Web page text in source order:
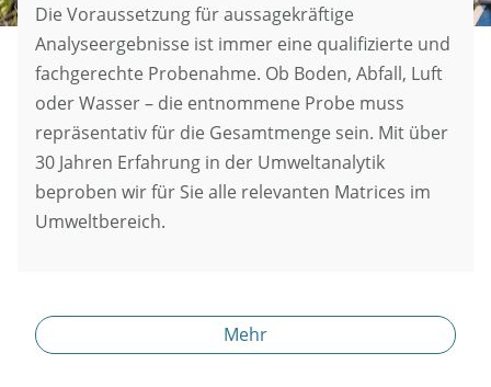
Die Voraussetzung für aussagekräftige
Analyseergebnisse ist immer eine qualifizierte und
fachgerechte Probenahme. Ob Boden, Abfall, Luft
oder Wasser – die entnommene Probe muss
repräsentativ für die Gesamtmenge sein. Mit über
30 Jahren Erfahrung in der Umweltanalytik
beproben wir für Sie alle relevanten Matrices im
Umweltbereich.
Mehr